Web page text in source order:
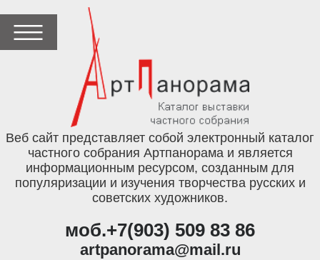
Веб сайт представляет собой электронный каталог
частного собрания Артпанорама и является
информационным ресурсом, созданным для
популяризации и изучения творчества русских и
советских художников.
моб.+7(903) 509 83 86
artpanorama@mail.ru